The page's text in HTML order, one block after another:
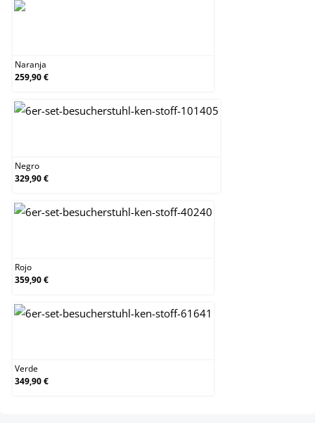
Naranja
259,90 €
Negro
329,90 €
Rojo
359,90 €
Verde
349,90 €